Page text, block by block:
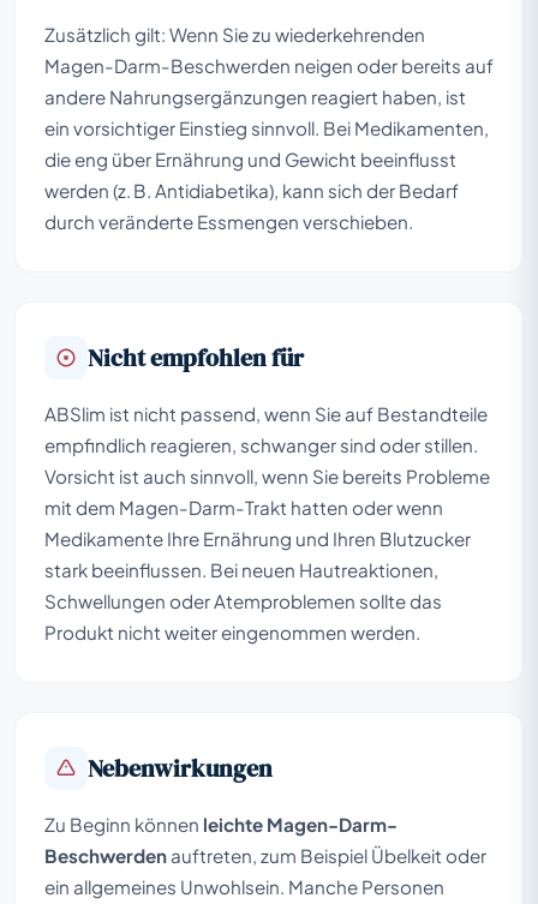
Zusätzlich gilt: Wenn Sie zu wiederkehrenden
Magen-Darm-Beschwerden neigen oder bereits auf
andere Nahrungsergänzungen reagiert haben, ist
ein vorsichtiger Einstieg sinnvoll. Bei Medikamenten,
die eng über Ernährung und Gewicht beeinflusst
werden (z. B. Antidiabetika), kann sich der Bedarf
durch veränderte Essmengen verschieben.
Nicht empfohlen für
ABSlim ist nicht passend, wenn Sie auf Bestandteile
empfindlich reagieren, schwanger sind oder stillen.
Vorsicht ist auch sinnvoll, wenn Sie bereits Probleme
mit dem Magen-Darm-Trakt hatten oder wenn
Medikamente Ihre Ernährung und Ihren Blutzucker
stark beeinflussen. Bei neuen Hautreaktionen,
Schwellungen oder Atemproblemen sollte das
Produkt nicht weiter eingenommen werden.
Nebenwirkungen
Zu Beginn können leichte Magen-Darm-
Beschwerden auftreten, zum Beispiel Übelkeit oder
ein allgemeines Unwohlsein. Manche Personen